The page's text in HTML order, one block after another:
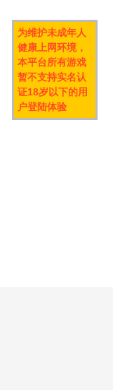
为维护未成年人
健康上网环境，
本平台所有游戏
暂不支持实名认
证18岁以下的用
户登陆体验